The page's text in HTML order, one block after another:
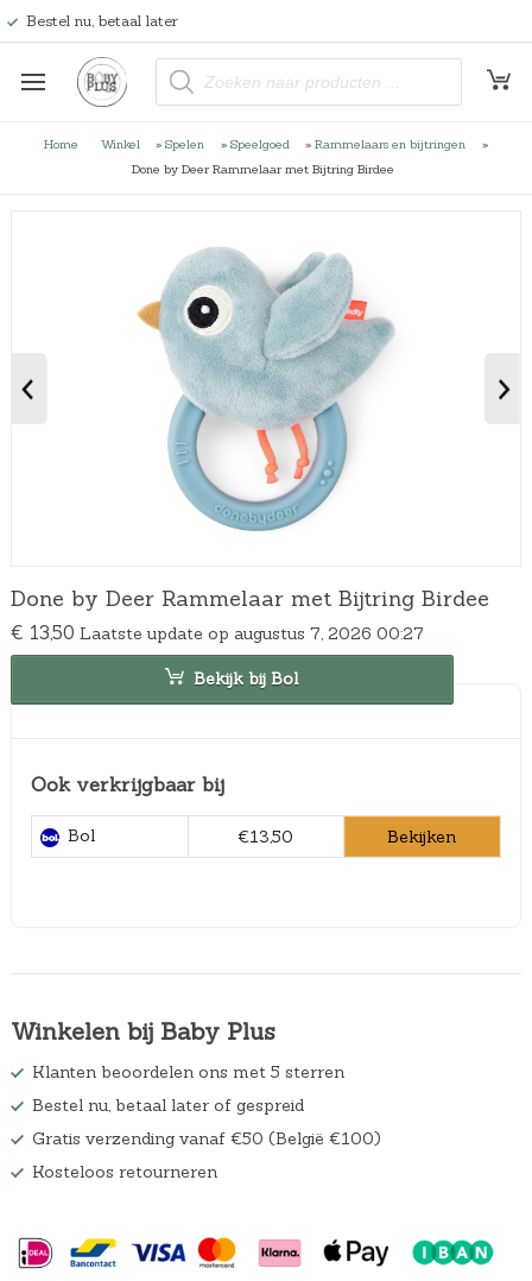
Bestel nu, betaal later
P
o
c
t
n
Home Winkel » Spelen » Speelgoed » Rammelaars en bijtringen
»
Done by Deer Rammelaar met Bijtring Birdee
Done by Deer Rammelaar met Bijtring Birdee
€ 13,50 Laatste update op augustus 7, 2026 00:27
Bekijk bij Bol
Ook verkrijgbaar bij
Bol €13,50 Bekijken
Winkelen bij Baby Plus
Klanten beoordelen ons met 5 sterren
Bestel nu, betaal later of gespreid
Gratis verzending vanaf €50 (België €100)
Kosteloos retourneren